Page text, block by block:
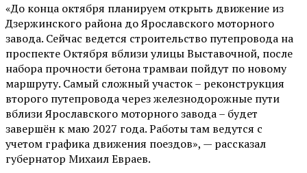
«До конца октября планируем открыть движение из
Дзержинского района до Ярославского моторного
завода. Сейчас ведется строительство путепровода на
проспекте Октября вблизи улицы Выставочной, после
набора прочности бетона трамваи пойдут по новому
маршруту. Самый сложный участок – реконструкция
второго путепровода через железнодорожные пути
вблизи Ярославского моторного завода – будет
завершён к маю 2027 года. Работы там ведутся с
учетом графика движения поездов», — рассказал
губернатор Михаил Евраев.